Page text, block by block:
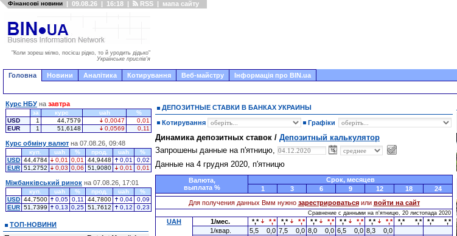
Фінансові новини | 09.08.26 | 16:18 | RSS | мапа сайту
"Коли зореш мілко, посієш рідко, то й уродить дідько"
Українське прислів'я
Головна Новини Аналітика Котирування Веб-майстру Інформація про BIN.ua
ДЕПОЗИТНЫЕ СТАВКИ В БАНКАХ УКРАИНЫ
Котирування Графіки
Динамика депозитных ставок / Депозитный калькулятор
Запрошены данные на п'ятницю,
Данные на 4 грудня 2020, п'ятницю
Валюта,
выплата %
Срок, месяцев
1
3 6 9 12 18
24
Для получения данных Вмм нужно зарестрироватьсяили войти на сайт
Сравнение с данными на п'ятницю, 20 листопада 2020
UAH 1/мес. *,* *,* *,* *,* *,* *,* *,* *,* *,* *,* *,* *,* *,*
*,*
1/квар.
5,5 0,0 7,5 0,0 8,0 0,0 6,5 0,0 8,3
0,0
Курс НБУ на завтра
за курс uah
%
USD
1 44,7579 0,0047
0,01
EUR
1 51,6148 0,0569 0,11
Курс обміну валют на 07.08.26, 09:48
куп. uah % прод. uah
%
USD 44,4784 0,01 0,01 44,9448 0,01
0,02
EUR 51,2752 0,03 0,06 51,9080 0,01 0,01
Міжбанківський ринок на 07.08.26, 17:01
куп. uah % прод. uah
%
USD 44,7500 0,05 0,11 44,7800 0,04
0,09
EUR 51,7399 0,13 0,25 51,7612 0,12 0,23
ТОП-НОВИНИ